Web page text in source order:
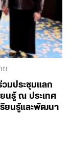
ย
วมประชุมแลก
นรู้ ณ ประเทศ
รียนรู้และพัฒนา